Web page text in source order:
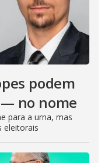
podem
no nome
para a urna, mas
eleitorais